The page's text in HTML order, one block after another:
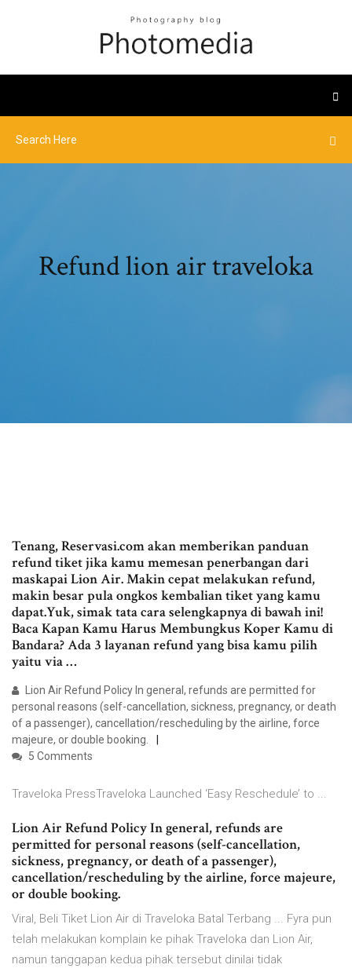
Refund lion air traveloka
Tenang, Reservasi.com akan memberikan panduan
refund tiket jika kamu memesan penerbangan dari
maskapai Lion Air. Makin cepat melakukan refund,
makin besar pula ongkos kembalian tiket yang kamu
dapat.Yuk, simak tata cara selengkapnya di bawah ini!
Baca Kapan Kamu Harus Membungkus Koper Kamu di
Bandara? Ada 3 layanan refund yang bisa kamu pilih
yaitu via …
Lion Air Refund Policy In general, refunds are permitted for
personal reasons (self-cancellation, sickness, pregnancy, or death
of a passenger), cancellation/rescheduling by the airline, force
majeure, or double booking.
5 Comments
Traveloka PressTraveloka Launched ‘Easy Reschedule’ to ...
Lion Air Refund Policy In general, refunds are
permitted for personal reasons (self-cancellation,
sickness, pregnancy, or death of a passenger),
cancellation/rescheduling by the airline, force majeure,
or double booking.
Viral, Beli Tiket Lion Air di Traveloka Batal Terbang ... Fyra pun
telah melakukan komplain ke pihak Traveloka dan Lion Air,
namun tanggapan kedua pihak tersebut dinilai tidak